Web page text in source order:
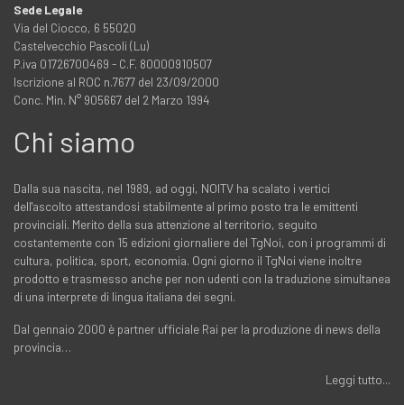
Sede Legale
Via del Ciocco, 6 55020
Castelvecchio Pascoli (Lu)
P.iva 01726700469 - C.F. 80000910507
Iscrizione al ROC n.7677 del 23/09/2000
Conc. Min. N° 905667 del 2 Marzo 1994
Chi siamo
Dalla sua nascita, nel 1989, ad oggi, NOITV ha scalato i vertici
dell'ascolto attestandosi stabilmente al primo posto tra le emittenti
provinciali. Merito della sua attenzione al territorio, seguito
costantemente con 15 edizioni giornaliere del TgNoi, con i programmi di
cultura, politica, sport, economia. Ogni giorno il TgNoi viene inoltre
prodotto e trasmesso anche per non udenti con la traduzione simultanea
di una interprete di lingua italiana dei segni.
Dal gennaio 2000 è partner ufficiale Rai per la produzione di news della
provincia…
Leggi tutto...